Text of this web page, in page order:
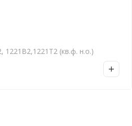
1221В2,1221Т2 (кв.ф. н.о.)